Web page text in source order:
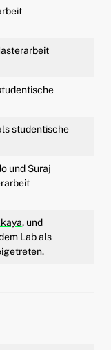
studentische
und Suraj
, und
Lab als